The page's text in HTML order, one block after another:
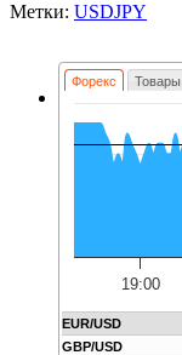
Метки: USDJPY
Форекс Товары
19:00
EUR/USD
GBP/USD